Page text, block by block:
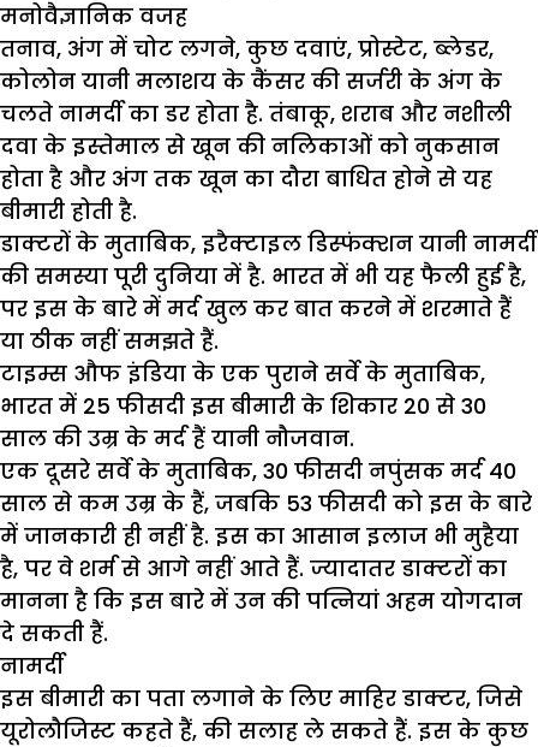
मनोवैज्ञानिक वजह
तनाव, अंग में चोट लगने, कुछ दवाएं, प्रोस्टेट, ब्लेडर,
कोलोन यानी मलाशय के कैंसर की सर्जरी के अंग के
चलते नामर्दी का डर होता है. तंबाकू, शराब और नशीली
दवा के इस्तेमाल से खून की नलिकाओं को नुकसान
होता है और अंग तक खून का दौरा बाधित होने से यह
बीमारी होती है.
डाक्टरों के मुताबिक, इरैक्टाइल डिस्फंक्शन यानी नामर्दी
की समस्या पूरी दुनिया में है. भारत में भी यह फैली हुई है,
पर इस के बारे में मर्द खुल कर बात करने में शरमाते हैं
या ठीक नहीं समझते हैं.
टाइम्स औफ इंडिया के एक पुराने सर्वे के मुताबिक,
भारत में 25 फीसदी इस बीमारी के शिकार 20 से 30
साल की उम्र के मर्द हैं यानी नौजवान.
एक दूसरे सर्वे के मुताबिक, 30 फीसदी नपुंसक मर्द 40
साल से कम उम्र के हैं, जबकि 53 फीसदी को इस के बारे
में जानकारी ही नहीं है. इस का आसान इलाज भी मुहैया
है, पर वे शर्म से आगे नहीं आते हैं. ज्यादातर डाक्टरों का
मानना है कि इस बारे में उन की पत्नियां अहम योगदान
दे सकती हैं.
नामर्दी
इस बीमारी का पता लगाने के लिए माहिर डाक्टर, जिसे
यूरोलौजिस्ट कहते हैं, की सलाह ले सकते हैं. इस के कुछ